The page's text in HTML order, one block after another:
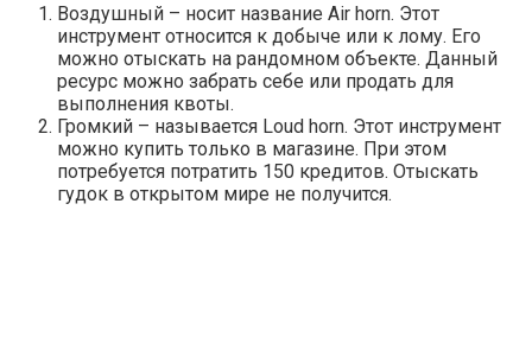
Воздушный – носит название Air horn. Этот
инструмент относится к добыче или к лому. Его
можно отыскать на рандомном объекте. Данный
ресурс можно забрать себе или продать для
выполнения квоты.
Громкий – называется Loud horn. Этот инструмент
можно купить только в магазине. При этом
потребуется потратить 150 кредитов. Отыскать
гудок в открытом мире не получится.